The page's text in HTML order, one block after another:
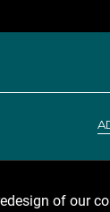
of our